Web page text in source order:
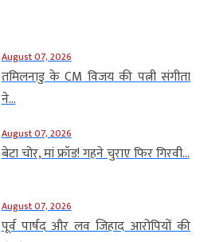
August 07, 2026
तमिलनाडु के CM विजय की पत्नी संगीता
ने...
August 07, 2026
बेटा चोर, मां फ्रॉड! गहने चुराए फिर गिरवी...
August 07, 2026
पूर्व पार्षद और लव जिहाद आरोपियों की